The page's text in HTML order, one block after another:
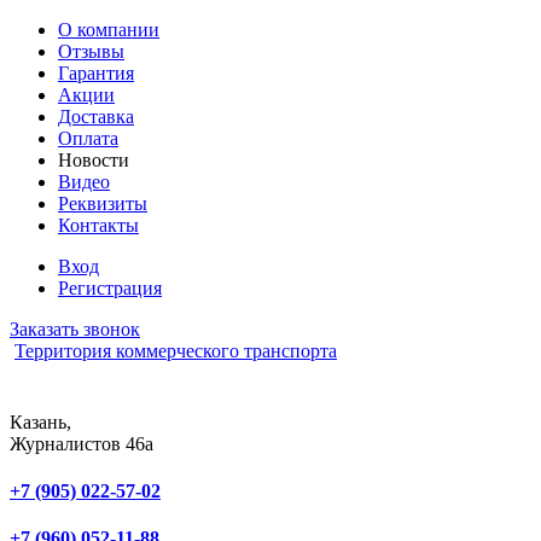
О компании
Отзывы
Гарантия
Акции
Доставка
Оплата
Новости
Видео
Реквизиты
Контакты
Вход
Регистрация
Заказать звонок
Территория коммерческого транспорта
Казань,
Журналистов 46а
+7 (905) 022-57-02